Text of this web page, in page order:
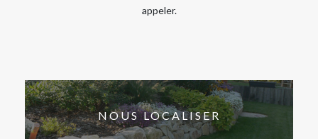
appeler.
NOUS LOCALISER